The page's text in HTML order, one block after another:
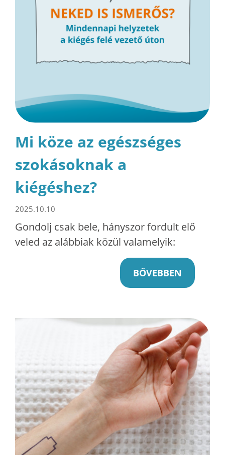
Mi köze az egészséges
szokásoknak a
kiégéshez?
2025.10.10
Gondolj csak bele, hányszor fordult elő
veled az alábbiak közül valamelyik:
BŐVEBBEN